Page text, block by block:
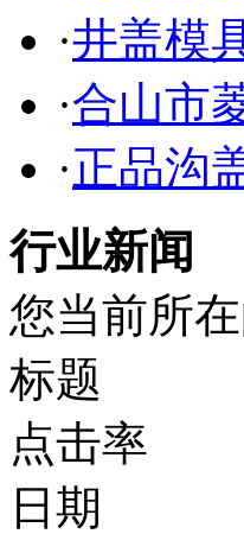
·井盖模
·合山市
·正品沟
行业新闻
您当前所
标题
点击率
日期